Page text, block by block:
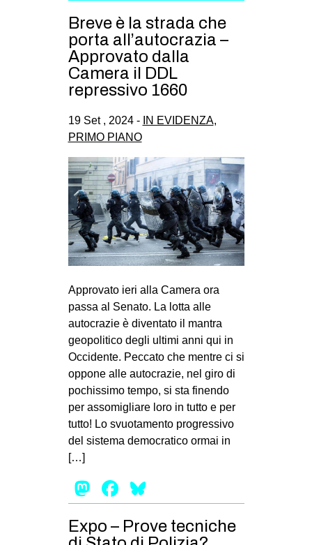
REPRESSIONE
STUDENTI
CULTURE
ARTE
CINEMA
MANIFESTI
MUSICA
RECENSIONI
INTERNAZIONALE
AFRICA
AMERICHE
ESTREMO ORIENTE
EUROPA
MEDIO ORIENTE
MONDO
EVENTI
in
Breve è la strada che
porta all’autocrazia –
Approvato dalla
Camera il DDL
repressivo 1660
19 Set , 2024 - IN EVIDENZA,
PRIMO PIANO
Approvato ieri alla Camera ora
passa al Senato. La lotta alle
autocrazie è diventato il mantra
geopolitico degli ultimi anni qui in
Occidente. Peccato che mentre ci si
oppone alle autocrazie, nel giro di
pochissimo tempo, si sta finendo
per assomigliare loro in tutto e per
tutto! Lo svuotamento progressivo
del sistema democratico ormai in
[…]
Mastodon
Facebook
Expo – Prove tecniche